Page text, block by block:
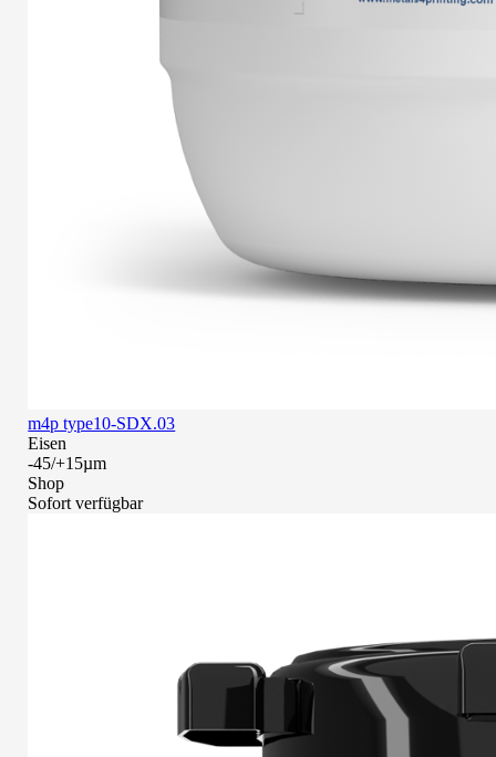
m4p type10-SDX.03
Eisen
-45/+15µm
Shop
Sofort verfügbar